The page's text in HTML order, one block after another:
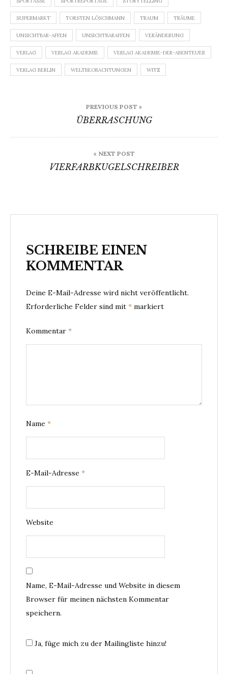
SUPERMARKT TORSTEN LÖSCHMANN TRAUM TRÄUME
UNSICHTBAR-AFFEN UNSICHTBARAFFEN VERÄNDERUNG
VERLAG VERLAG AKADEMIE VERLAG AKADEMIE-DER-ABENTEUER
VERLAG BERLIN WELTBEOBACHTUNGEN WITZ
PREVIOUS POST »
ÜBERRASCHUNG
« NEXT POST
VIERFARBKUGELSCHREIBER
SCHREIBE EINEN
KOMMENTAR
Deine E-Mail-Adresse wird nicht veröffentlicht.
Erforderliche Felder sind mit * markiert
Kommentar *
Name *
E-Mail-Adresse *
Website
Name, E-Mail-Adresse und Website in diesem
Browser für meinen nächsten Kommentar
speichern.
Ja, füge mich zu der Mailingliste hinzu!